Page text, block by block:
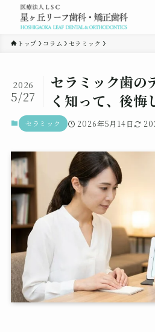
トップ コラム セラミック
セラミック歯の
く知って、後悔
2026
5/27
セラミック 2026年5月14日